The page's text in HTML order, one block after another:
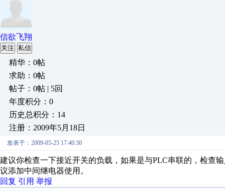
信欲飞翔
关注 私信
精华：0帖
求助：0帖
帖子：0帖 | 5回
年度积分：0
历史总积分：14
注册：2009年5月18日
发表于：2009-05-25 17:40:30
建议你检查一下接近开关的负载，如果是与PLC串联的，检查
议添加中间继电器使用。
回复 引用 举报